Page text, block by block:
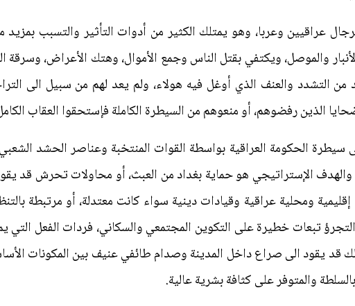
عراقيين وعربا، وهو يمتلك الكثير من أدوات التأثير والتسبب بمزيد
والموصل، ويكتفي بقتل الناس وجمع الأموال، وهتك الأعراض، وسرقة
من التشدد والعنف الذي أوغل فيه هولاء، ولم يعد لهم من سبيل الى
الذين رفضوهم، أو منعوهم من السيطرة الكاملة فإستحقوا العقاب
سيطرة الحكومة العراقية بواسطة القوات المنتخبة وعناصر الحشد
الإستراتيجي هو حماية بغداد من العبث، أو محاولات تحرش قد
ومحلية عراقية وقيادات دينية سواء كانت معتدلة، أو مرتبطة
تبعات خطيرة على التكوين المجتمعي والسكاني، فردات الفعل
قد يقود الى صراع داخل المدينة وصدام طائفي عنيف بين المكونات
والمتوفر على كثافة بشرية عالية.